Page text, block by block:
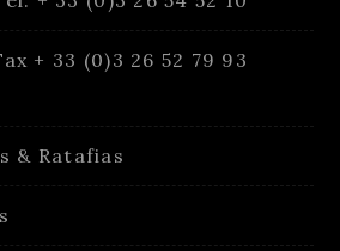
+ 33 (0)3 26 52 79 93
& Ratafias